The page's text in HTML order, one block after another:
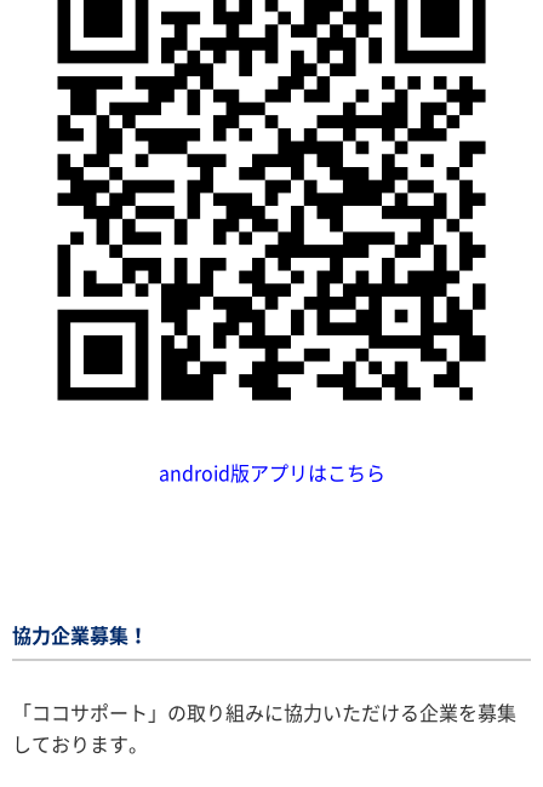
android版アプリはこちら
協力企業募集！
「ココサポート」の取り組みに協力いただける企業を募集
しております。